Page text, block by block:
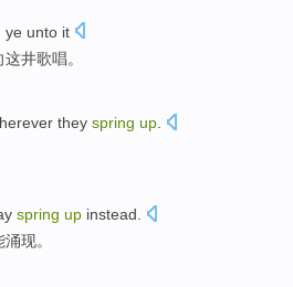
ye unto it
这井歌唱。
they spring up.
spring up instead
涌现。